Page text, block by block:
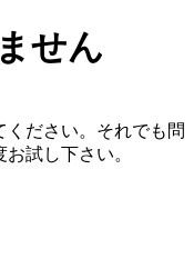
せん
ださい。それでも問
試し下さい。